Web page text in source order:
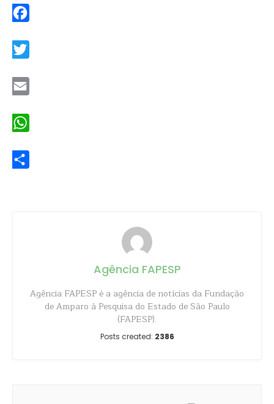
Agência FAPESP
Agência FAPESP é a agência de notícias da Fundação
de Amparo à Pesquisa do Estado de São Paulo
(FAPESP).
Posts created: 2386